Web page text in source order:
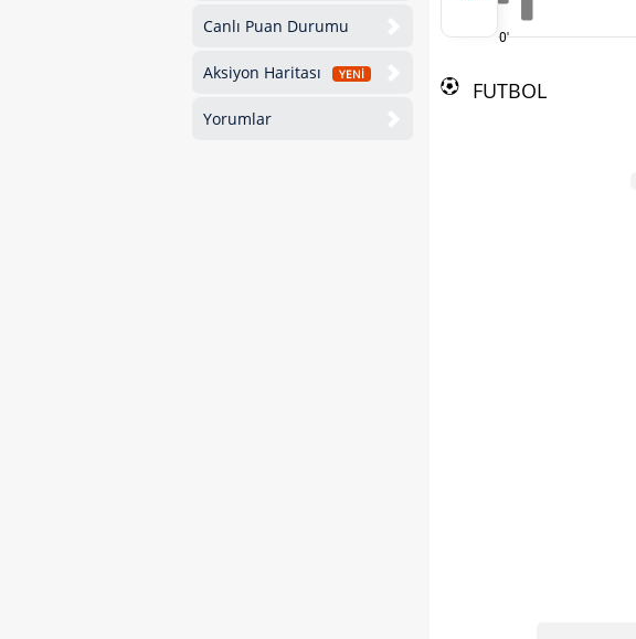
Canlı Puan Durumu
Aksiyon Haritası YENİ
Yorumlar
0'
FUTBOL